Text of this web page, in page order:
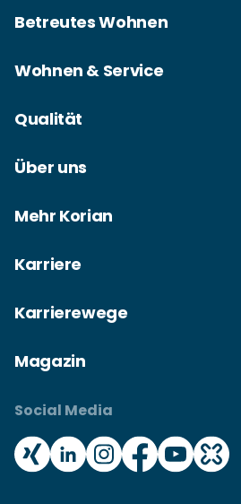
Betreutes Wohnen
Wohnen & Service
Qualität
Über uns
Mehr Korian
Karriere
Karrierewege
Magazin
Social Media